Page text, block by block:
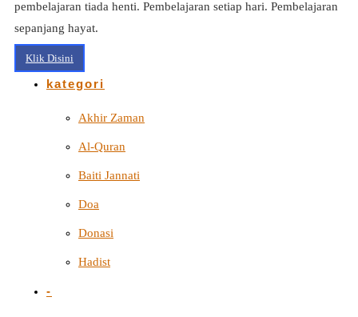
pembelajaran tiada henti. Pembelajaran setiap hari. Pembelajaran
sepanjang hayat.
Klik Disini
kategori
Akhir Zaman
Al-Quran
Baiti Jannati
Doa
Donasi
Hadist
-